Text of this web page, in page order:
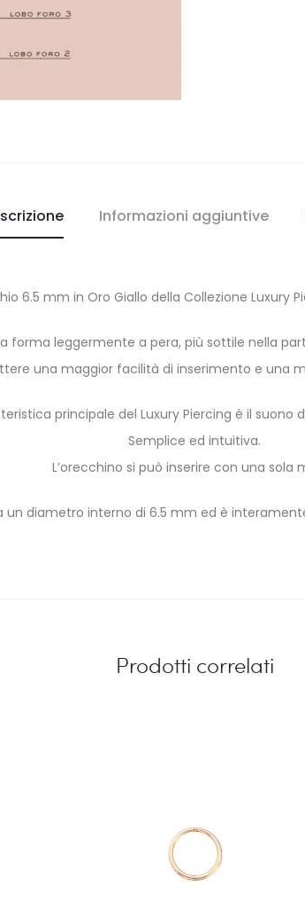
Informazioni aggiuntive
6.5 mm in Oro Giallo della Collezione Luxury
forma leggermente a pera, più sottile nella
una maggior facilità di inserimento e una
principale del Luxury Piercing è il suono
Semplice ed intuitiva.
L’orecchino si può inserire con una sola
diametro interno di 6.5 mm ed è
Prodotti correlati